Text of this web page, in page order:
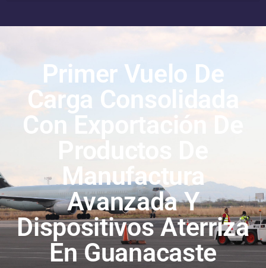
Primer Vuelo De
Carga Consolidada
Con Exportación De
Manufactura
Avanzada Y
Dispositivos Aterriza
En Guanacaste